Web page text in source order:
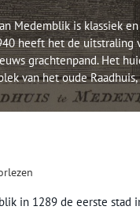
Medemblik is klassiek
heeft het de uitstraling
grachtenpand. Het
van het oude
in 1289 de eerste stad